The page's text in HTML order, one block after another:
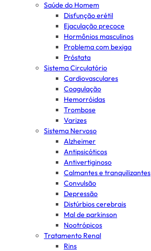
Saúde do Homem
Disfunção erétil
Ejaculação precoce
Hormônios masculinos
Problema com bexiga
Próstata
Sistema Circulatório
Cardiovasculares
Coagulação
Hemorróidas
Trombose
Varizes
Sistema Nervoso
Alzheimer
Antipsicóticos
Antivertiginoso
Calmantes e tranquilizantes
Convulsão
Depressão
Distúrbios cerebrais
Mal de parkinson
Nootrópicos
Tratamento Renal
Rins